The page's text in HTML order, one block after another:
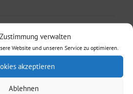
verwalten
Website und unseren Service zu optimieren.
akzeptieren
Ablehnen